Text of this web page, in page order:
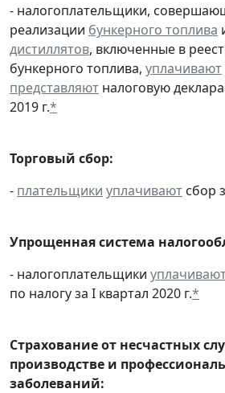
- налогоплательщики,
реализации бункерного топлива
дистиллятов, включенные в
бункерного топлива, уплачивают
представляют налоговую
2019 г.*
Торговый сбор:
- плательщики уплачивают сбор
Упрощенная система
- налогоплательщики
по налогу за I квартал 2020 г.*
Страхование от несчастных
производстве и
заболеваний: